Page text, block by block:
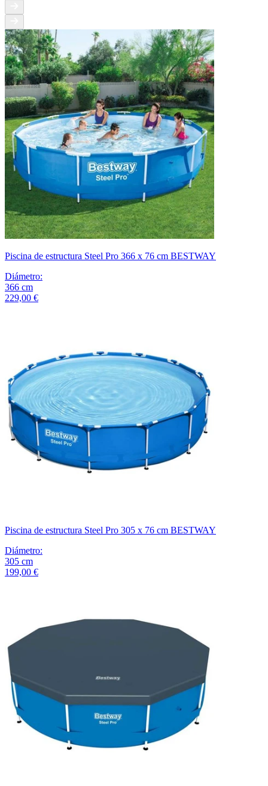
Piscina de estructura Steel Pro 366 x 76 cm BESTWAY
Diámetro:
366 cm
229,00 €
Piscina de estructura Steel Pro 305 x 76 cm BESTWAY
Diámetro:
305 cm
199,00 €